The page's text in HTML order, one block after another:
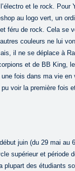
et le rock.
au logo vert, un
féru de rock. Cela se
couleurs ne lui
il ne se déplace à
et de BB King,
une fois dans ma vie
voir la première fois
juin (du 29 mai
supérieur et période
plupart des étudiants